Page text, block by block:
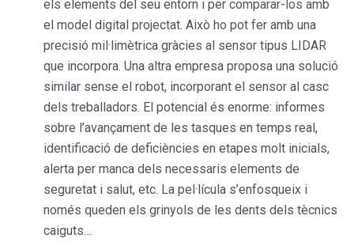
els elements del seu entorn i per comparar-los amb
el model digital projectat. Això ho pot fer amb una
precisió mil·limètrica gràcies al sensor tipus LIDAR
que incorpora. Una altra empresa proposa una solució
similar sense el robot, incorporant el sensor al casc
dels treballadors. El potencial és enorme: informes
sobre l’avançament de les tasques en temps real,
identificació de deficiències en etapes molt inicials,
alerta per manca dels necessaris elements de
seguretat i salut, etc. La pel·lícula s’enfosqueix i
només queden els grinyols de les dents dels tècnics
caiguts…